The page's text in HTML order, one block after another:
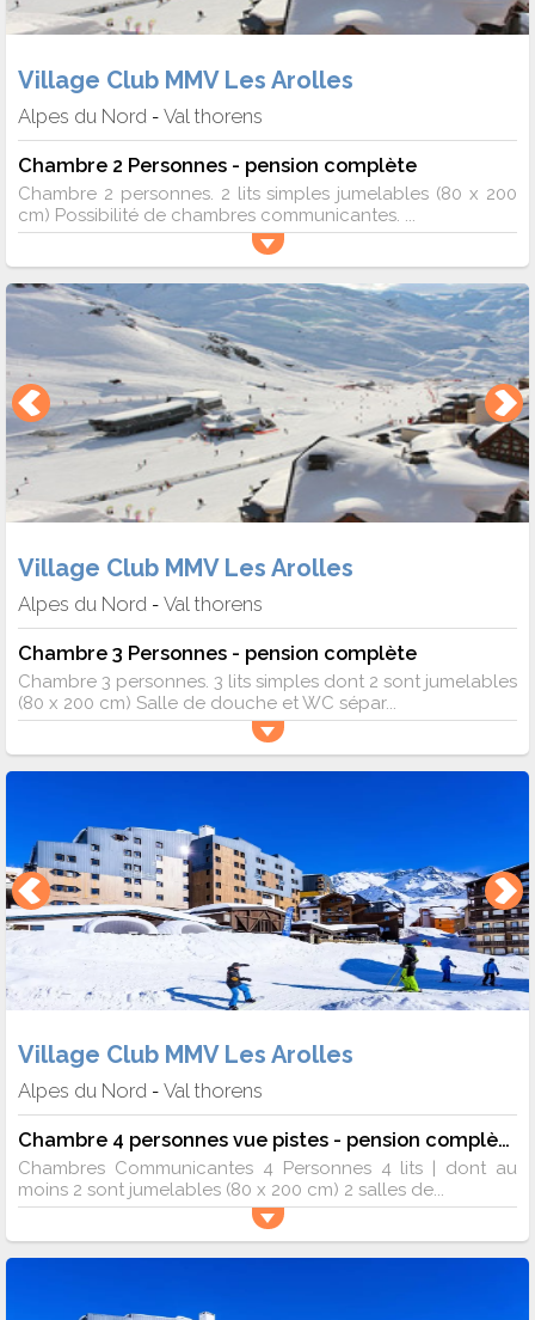
Village Club MMV Les Arolles
Alpes du Nord - Val thorens
Chambre 2 Personnes - pension complète
Chambre 2 personnes. 2 lits simples jumelables (80 x 200
cm) Possibilité de chambres communicantes. ...
Village Club MMV Les Arolles
Alpes du Nord - Val thorens
Chambre 3 Personnes - pension complète
Chambre 3 personnes. 3 lits simples dont 2 sont jumelables
(80 x 200 cm) Salle de douche et WC sépar...
Village Club MMV Les Arolles
Alpes du Nord - Val thorens
Chambre 4 personnes vue pistes - pension complète
Chambres Communicantes 4 Personnes 4 lits | dont au
moins 2 sont jumelables (80 x 200 cm) 2 salles de...